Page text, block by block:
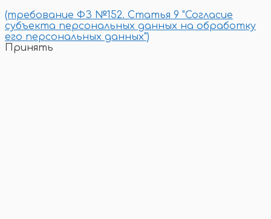
(требование ФЗ №152. Статья 9 "Согласие
субъекта персональных данных на обработку
его персональных данных")
Принять